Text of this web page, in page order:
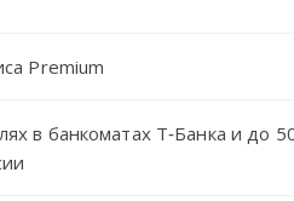
Premium
в банкоматах Т‑Банка и до